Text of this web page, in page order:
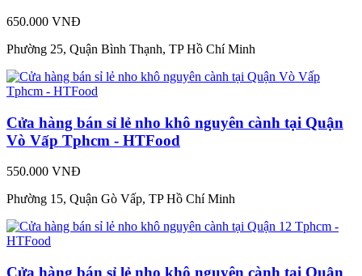
650.000 VNĐ
Phường 25, Quận Bình Thạnh, TP Hồ Chí Minh
Cửa hàng bán sỉ lẻ nho khô nguyên cành tại Quận
Vò Vấp Tphcm - HTFood
550.000 VNĐ
Phường 15, Quận Gò Vấp, TP Hồ Chí Minh
Cửa hàng bán sỉ lẻ nho khô nguyên cành tại Quận